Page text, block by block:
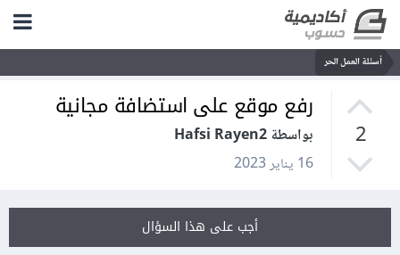
أسئلة العمل الحر
2
رفع موقع على استضافة مجانية
بواسطة Hafsi Rayen2
16 يناير 2023
أجب على هذا السؤال